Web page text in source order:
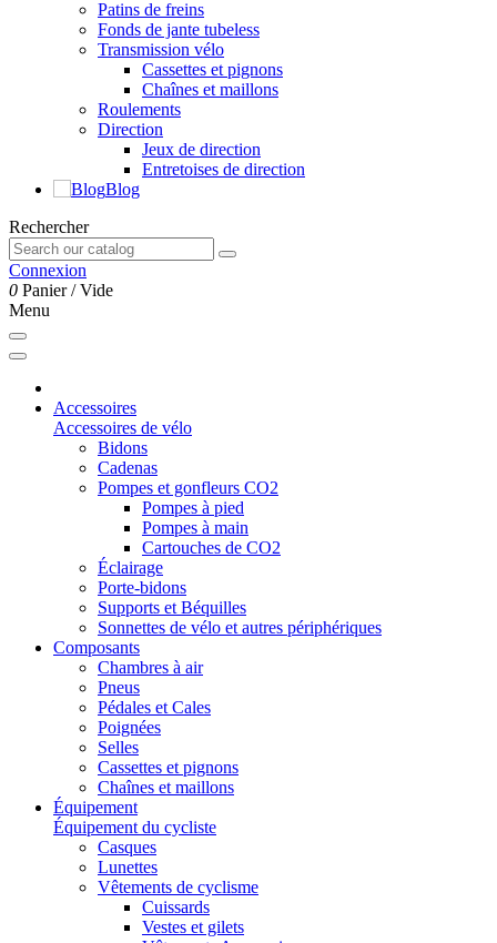
Patins de freins
Fonds de jante tubeless
Transmission vélo
Cassettes et pignons
Chaînes et maillons
Roulements
Direction
Jeux de direction
Entretoises de direction
Blog
Rechercher
Connexion
0 Panier /Vide
Menu
Accessoires
Accessoires de vélo
Bidons
Cadenas
Pompes et gonfleurs CO2
Pompes à pied
Pompes à main
Cartouches de CO2
Éclairage
Porte-bidons
Supports et Béquilles
Sonnettes de vélo et autres périphériques
Composants
Chambres à air
Pneus
Pédales et Cales
Poignées
Selles
Cassettes et pignons
Chaînes et maillons
Équipement
Équipement du cycliste
Casques
Lunettes
Vêtements de cyclisme
Cuissards
Vestes et gilets